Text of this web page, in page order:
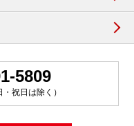
5809
祝日は除く）